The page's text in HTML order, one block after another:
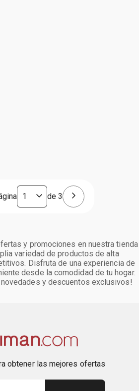
de 3
y promociones en nuestra tienda
variedad de productos de alta
Disfruta de una experiencia de
desde la comodidad de tu hogar.
y descuentos exclusivos!
obtener las mejores ofertas